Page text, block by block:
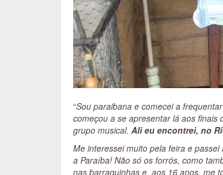
“Sou paraibana e comecei a
começou a se apresentar lá aos
grupo musical. Ali eu encontrei, no
Me interessei muito pela feira e
a Paraíba! Não só os forrós, como
nas barraquinhas e, aos 16 anos, me